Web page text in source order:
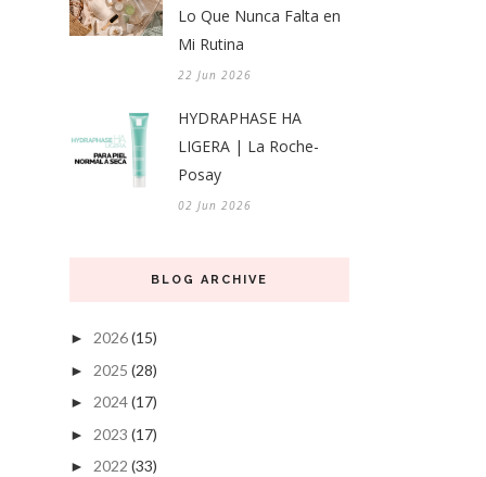
Lo Que Nunca Falta en
Mi Rutina
22 Jun 2026
HYDRAPHASE HA
LIGERA | La Roche-
Posay
02 Jun 2026
BLOG ARCHIVE
► 2026(15)
► 2025 (28)
► 2024(17)
► 2023 (17)
► 2022 (33)